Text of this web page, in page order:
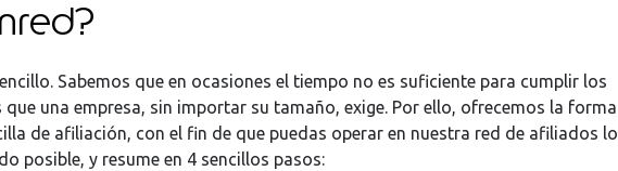
Sabemos que en ocasiones el tiempo no es suficiente para cumplir los
que una empresa, sin importar su tamaño, exige. Por ello, ofrecemos la forma
de afiliación, con el fin de que puedas operar en nuestra red de afiliados lo
posible, y resume en 4 sencillos pasos: